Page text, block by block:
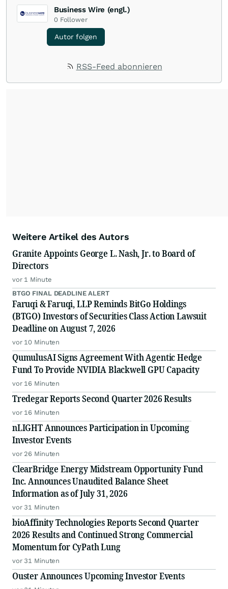
Business Wire (engl.)
0 Follower
Autor folgen
RSS-Feed abonnieren
Weitere Artikel des Autors
Granite Appoints George L. Nash, Jr. to Board of
Directors
vor 1 Minute
BTGO FINAL DEADLINE ALERT
Faruqi & Faruqi, LLP Reminds BitGo Holdings
(BTGO) Investors of Securities Class Action Lawsuit
Deadline on August 7, 2026
vor 10 Minuten
QumulusAI Signs Agreement With Agentic Hedge
Fund To Provide NVIDIA Blackwell GPU Capacity
vor 16 Minuten
Tredegar Reports Second Quarter 2026 Results
vor 16 Minuten
nLIGHT Announces Participation in Upcoming
Investor Events
vor 26 Minuten
ClearBridge Energy Midstream Opportunity Fund
Inc. Announces Unaudited Balance Sheet
Information as of July 31, 2026
vor 31 Minuten
bioAffinity Technologies Reports Second Quarter
2026 Results and Continued Strong Commercial
Momentum for CyPath Lung
vor 31 Minuten
Ouster Announces Upcoming Investor Events